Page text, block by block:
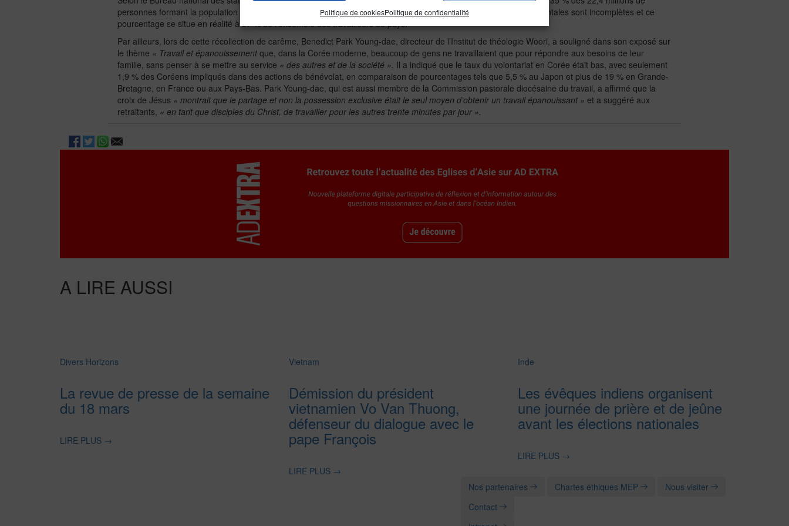
Politique de cookiesPolitique de confidentialité
personnes formant la population active. Pour la Confédération des syndicats de Corée, les statistiques gouvernementales sont incomplètes et ce
pourcentage se situe en réalité à 57 % de l’ensemble des travailleurs du pays.
Par ailleurs, lors de cette récollection de carême, Benedict Park Young-dae, directeur de l’Institut de théologie Woori, a souligné dans son exposé sur
le thème « Travail et épanouissement que, dans la Corée moderne, beaucoup de gens ne travaillaient que pour répondre aux besoins de leur
famille, sans penser à se mettre au service « des autres et de la société ». Il a indiqué que le taux du volontariat en Corée était bas, avec seulement
1,9 % des Coréens impliqués dans des actions de bénévolat, en comparaison de pourcentages tels que 5,5 % au Japon et plus de 19 % en Grande-
Bretagne, en France ou aux Pays-Bas. Park Young-dae, qui est aussi membre de la Commission pastorale diocésaine du travail, a affirmé que la
croix de Jésus « montrait que le partage et non la possession exclusive était le seul moyen d’obtenir un travail épanouissant » et a suggéré aux
retraitants, « en tant que disciples du Christ, de travailler pour les autres trente minutes par jour ».
A LIRE AUSSI
Divers Horizons
La revue de presse de la semaine
du 18 mars
LIRE PLUS →
Vietnam
Démission du président
vietnamien Vo Van Thuong,
défenseur du dialogue avec le
pape François
LIRE PLUS →
Inde
Les évêques indiens organisent
une journée de prière et de jeûne
avant les élections nationales
LIRE PLUS →
Nos partenaires Chartes éthiques MEP
Nous visiter
Contact